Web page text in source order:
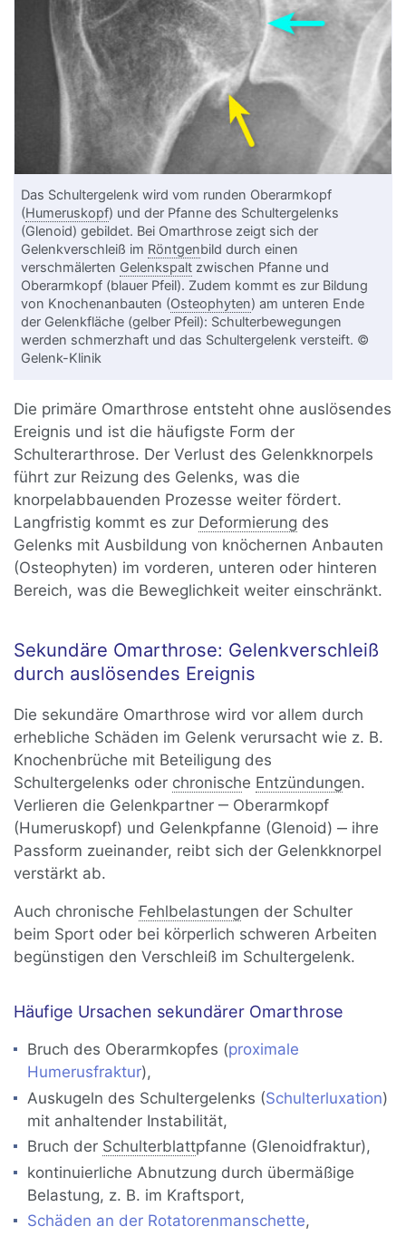
Das Schultergelenk wird vom runden Oberarmkopf
(Humeruskopf) und der Pfanne des Schultergelenks
(Glenoid) gebildet. Bei Omarthrose zeigt sich der
Gelenkverschleiß im Röntgenbild durch einen
verschmälerten Gelenkspalt zwischen Pfanne und
Oberarmkopf (blauer Pfeil). Zudem kommt es zur Bildung
von Knochenanbauten (Osteophyten) am unteren Ende
der Gelenkfläche (gelber Pfeil): Schulterbewegungen
werden schmerzhaft und das Schultergelenk versteift. ©
Gelenk-Klinik
Die primäre Omarthrose entsteht ohne auslösendes
Ereignis und ist die häufigste Form der
Schulterarthrose. Der Verlust des Gelenkknorpels
führt zur Reizung des Gelenks, was die
knorpelabbauenden Prozesse weiter fördert.
Langfristig kommt es zur Deformierung des
Gelenks mit Ausbildung von knöchernen Anbauten
(Osteophyten) im vorderen, unteren oder hinteren
Bereich, was die Beweglichkeit weiter einschränkt.
Sekundäre Omarthrose: Gelenkverschleiß
durch auslösendes Ereignis
Die sekundäre Omarthrose wird vor allem durch
erhebliche Schäden im Gelenk verursacht wie z. B.
Knochenbrüche mit Beteiligung des
Schultergelenks oder chronische Entzündungen.
Verlieren die Gelenkpartner ‒ Oberarmkopf
(Humeruskopf) und Gelenkpfanne (Glenoid) ‒ ihre
Passform zueinander, reibt sich der Gelenkknorpel
verstärkt ab.
Auch chronische Fehlbelastungen der Schulter
beim Sport oder bei körperlich schweren Arbeiten
begünstigen den Verschleiß im Schultergelenk.
Häufige Ursachen sekundärer Omarthrose
Bruch des Oberarmkopfes (proximale
Humerusfraktur),
Auskugeln des Schultergelenks (Schulterluxation)
mit anhaltender Instabilität,
Bruch der Schulterblattpfanne (Glenoidfraktur),
kontinuierliche Abnutzung durch übermäßige
Belastung, z. B. im Kraftsport,
Schäden an der Rotatorenmanschette,